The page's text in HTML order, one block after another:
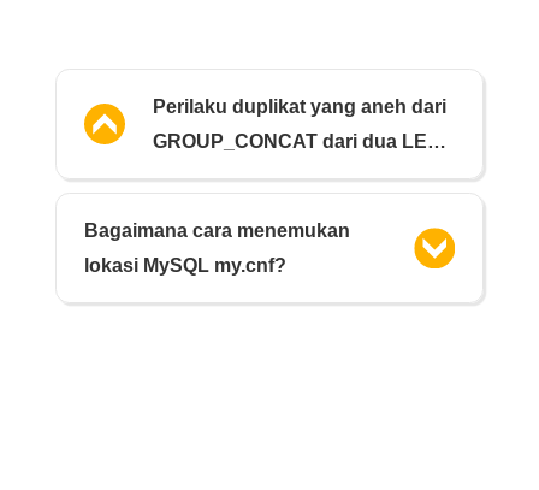
Perilaku duplikat yang aneh dari
GROUP_CONCAT dari dua LEFT
JOINs dari GROUP_BYs
Bagaimana cara menemukan
lokasi MySQL my.cnf?